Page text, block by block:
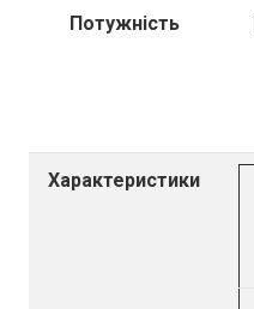
Потужність
Характеристики